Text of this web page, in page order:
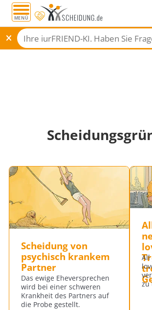
MENÜ
Scheidung von
psychisch krankem
Partner
Das ewige Eheversprechen
wird bei einer schweren
Krankheit des Partners auf
die Probe gestellt.
All
zu